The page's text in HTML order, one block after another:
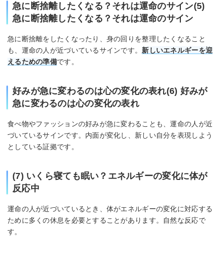
急に断捨離したくなる？それは運命のサイン(5)
急に断捨離したくなる？それは運命のサイン
急に断捨離をしたくなったり、身の回りを整理したくなること
も、運命の人が近づいているサインです。 新しいエネルギーを迎
えるための準備です。
好みが急に変わるのは心の変化の表れ(6) 好みが
急に変わるのは心の変化の表れ
食べ物やファッションの好みが急に変わることも、運命の人が近
づいているサインです。内面が変化し、新しい自分を表現しよう
としている証拠です。
(7) いくら寝ても眠い？エネルギーの変化に体が
反応中
運命の人が近づいているとき、体がエネルギーの変化に対応する
ために多くの休息を必要とすることがあります。自然な反応で
す。